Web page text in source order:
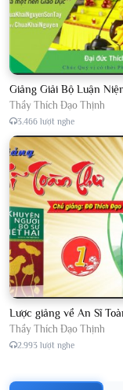
Thầy Thích Đạo Thịnh
3.466 lượt nghe
Thầy Thích Đạo Thịnh
2.993 lượt nghe